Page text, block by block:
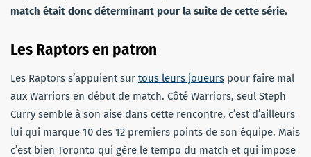
match était donc déterminant pour la suite de cette série.
Les Raptors en patron
Les Raptors s’appuient sur tous leurs joueurs pour faire mal
aux Warriors en début de match. Côté Warriors, seul Steph
Curry semble à son aise dans cette rencontre, c’est d’ailleurs
lui qui marque 10 des 12 premiers points de son équipe. Mais
c’est bien Toronto qui gère le tempo du match et qui impose